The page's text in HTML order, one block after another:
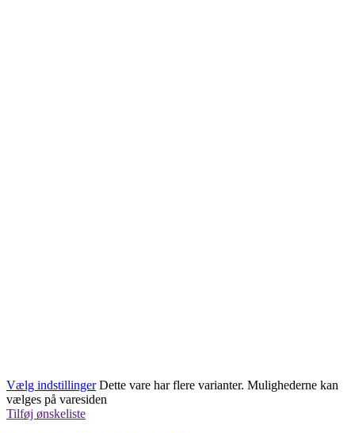
Vælg indstillinger Dette vare har flere varianter. Mulighederne kan
vælges på varesiden
Tilføj ønskeliste